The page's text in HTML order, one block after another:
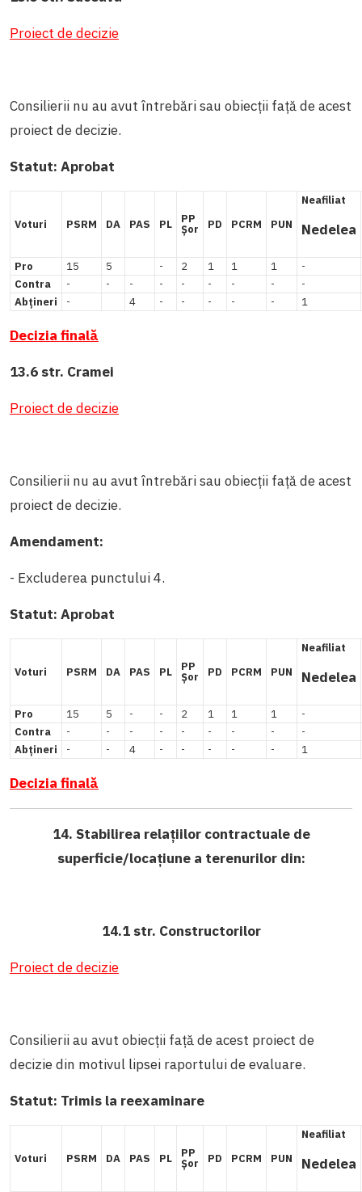
Proiect de decizie
Consilierii nu au avut întrebări sau obiecții față de acest
proiect de decizie.
Statut: Aprobat
Voturi PSRM DA PAS PL PP
Șor PD PCRM PUN
Neafiliat
Nedelea
Pro 15 5 - 2 1 1 1
-
Contra
- - - - - - - -
-
Abțineri
- 4 - - - - - 1
Decizia finală
13.6 str. Cramei
Proiect de decizie
Consilierii nu au avut întrebări sau obiecții față de acest
proiect de decizie.
Amendament:
- Excluderea punctului 4.
Statut: Aprobat
Voturi PSRM DA PAS PL PP
Șor PD PCRM PUN
Neafiliat
Nedelea
Pro 15 5 - - 2 1 1 1
-
Contra
- - - - - - - -
-
Abțineri
- - 4 - - - - - 1
Decizia finală
14. Stabilirea relațiilor contractuale de
superficie/locațiune a terenurilor din:
14.1 str. Constructorilor
Proiect de decizie
Consilierii au avut obiecții față de acest proiect de
decizie din motivul lipsei raportului de evaluare.
Statut: Trimis la reexaminare
Voturi PSRM DA PAS PL PP
Șor PD PCRM PUN
Neafiliat
Nedelea